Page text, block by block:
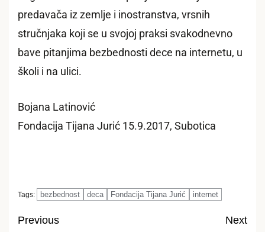
predavača iz zemlje i inostranstva, vrsnih
stručnjaka koji se u svojoj praksi svakodnevno
bave pitanjima bezbednosti dece na internetu, u
školi i na ulici.
Bojana Latinović
Fondacija Tijana Jurić 15.9.2017, Subotica
Tags: bezbednost deca Fondacija Tijana Jurić internet
Previous
Next